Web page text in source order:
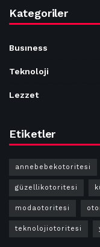
Kategoriler
Busıness
Teknoloji
Lezzet
Etiketler
annebebekotoritesi
güzellikotoritesi
modaotoritesi
teknolojiotoritesi